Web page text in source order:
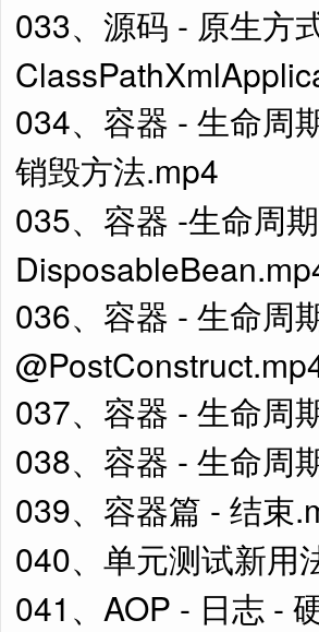
033、源码 - 原生方
034、容器 - 生命周
销毁方法.mp4
035、容器 -生命周
036、容器 - 生命周
037、容器 - 生命周
038、容器 - 生命周
039、容器篇 - 结束
040、单元测试新用
041、AOP - 日志 -